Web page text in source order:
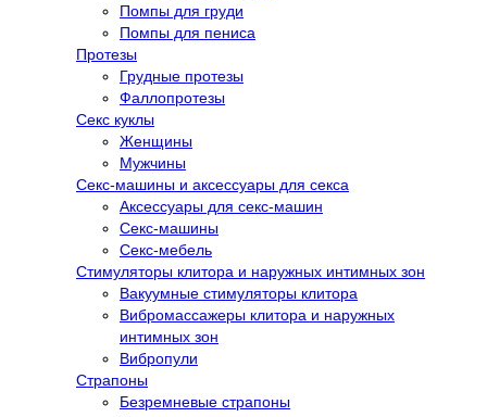
Помпы для груди
Помпы для пениса
Протезы
Грудные протезы
Фаллопротезы
Секс куклы
Женщины
Мужчины
Секс-машины и аксессуары для секса
Аксессуары для секс-машин
Секс-машины
Секс-мебель
Стимуляторы клитора и наружных интимных зон
Вакуумные стимуляторы клитора
Вибромассажеры клитора и наружных
интимных зон
Вибропули
Страпоны
Безремневые страпоны